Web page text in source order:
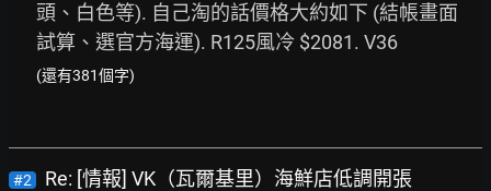
頭、白色等). 自己淘的話價格大約如下 (結帳畫面
試算、選官方海運). R125風冷 $2081. V36
(還有381個字)
#2
Re: [情報] VK（瓦爾基里）海鮮店低調開張